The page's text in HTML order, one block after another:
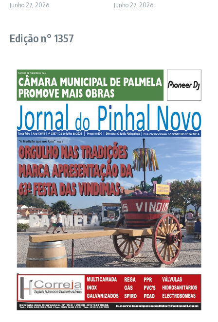
Junho 27, 2026 Junho 27, 2026
Edição n° 1357